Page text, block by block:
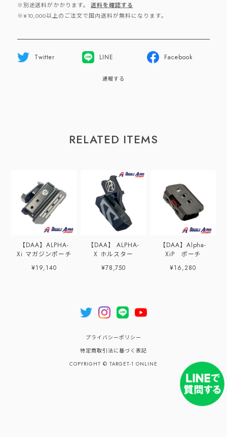
※別途送料がかかります。
送料を確認する
※¥10,000以上のご注文で国内送料が無料になります。
Twitter LINE Facebook
通報する
RELATED ITEMS
【DAA】ALPHA-
Xi マガジンポーチ
¥19,140
【DAA】 ALPHA-
X ホルスター
¥78,750
【DAA】Alpha-
XiP ポーチ
¥16,280
プライバシーポリシー
特定商取引法に基づく表記
COPYRIGHT © TARGET-1 ONLINE